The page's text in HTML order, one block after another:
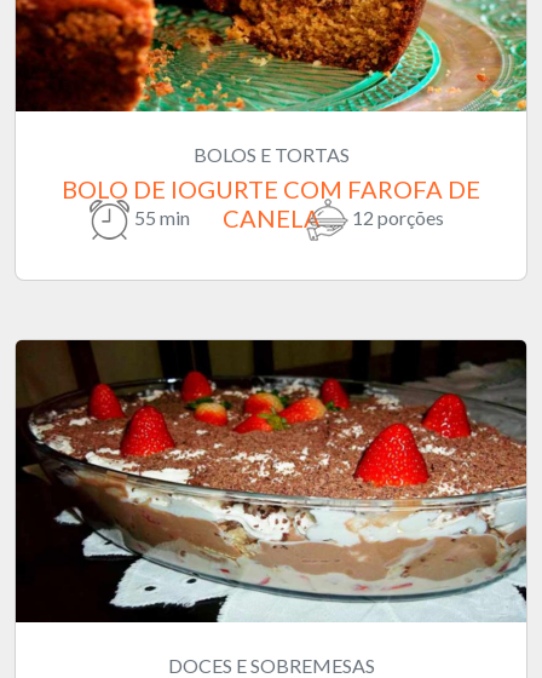
BOLOS E TORTAS
BOLO DE IOGURTE COM FAROFA DE
CANELA
55 min 12 porções
DOCES E SOBREMESAS